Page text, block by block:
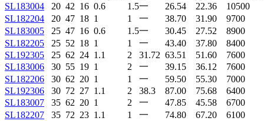
SL183004
20 42 16 0.6 1.5一 26.54 22.36
10500
SL182204
20 47 18 1 1 一 38.70 31.90
9700
SL183005
25 47 16 0.6 1.5一 30.45 27.52
8900
SL182205
25 52 18 1 1 一 43.40 37.80
8400
SL192305
25 62 24 1.1 2 31.72 63.51 51.60
7600
SL183006
30 55 19 1 2 一 39.15 36.12
7600
SL182206
30 62 20 1 1 一 59.50 55.30
7000
SL192306
30 72 27 1.1 2 38.3 87.00 75.68
6400
SL183007
35 62 20 1 2 一 47.85 45.58
6700
SL182207
35 72 23 1.1 1 一 74.80 67.20
6100